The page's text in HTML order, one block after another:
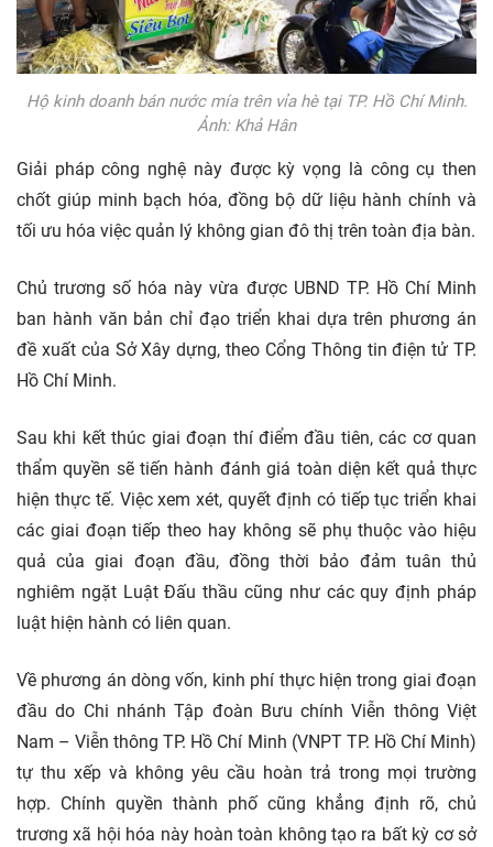
Hộ kinh doanh bán nước mía trên vỉa hè tại TP. Hồ Chí Minh.
Ảnh: Khả Hân
Giải pháp công nghệ này được kỳ vọng là công cụ then
chốt giúp minh bạch hóa, đồng bộ dữ liệu hành chính và
tối ưu hóa việc quản lý không gian đô thị trên toàn địa bàn.
Chủ trương số hóa này vừa được UBND TP. Hồ Chí Minh
ban hành văn bản chỉ đạo triển khai dựa trên phương án
đề xuất của Sở Xây dựng, theo Cổng Thông tin điện tử TP.
Hồ Chí Minh.
Sau khi kết thúc giai đoạn thí điểm đầu tiên, các cơ quan
thẩm quyền sẽ tiến hành đánh giá toàn diện kết quả thực
hiện thực tế. Việc xem xét, quyết định có tiếp tục triển khai
các giai đoạn tiếp theo hay không sẽ phụ thuộc vào hiệu
quả của giai đoạn đầu, đồng thời bảo đảm tuân thủ
nghiêm ngặt Luật Đấu thầu cũng như các quy định pháp
luật hiện hành có liên quan.
Về phương án dòng vốn, kinh phí thực hiện trong giai đoạn
đầu do Chi nhánh Tập đoàn Bưu chính Viễn thông Việt
Nam – Viễn thông TP. Hồ Chí Minh (VNPT TP. Hồ Chí Minh)
tự thu xếp và không yêu cầu hoàn trả trong mọi trường
hợp. Chính quyền thành phố cũng khẳng định rõ, chủ
trương xã hội hóa này hoàn toàn không tạo ra bất kỳ cơ sở